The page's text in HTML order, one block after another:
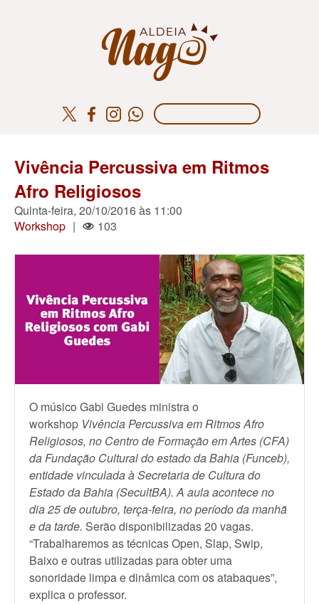
Vivência Percussiva em Ritmos
Afro Religiosos
Quinta-feira, 20/10/2016 às 11:00
Workshop | 103
O músico Gabi Guedes ministra o
workshop Vivência Percussiva em Ritmos Afro
Religiosos, no Centro de Formação em Artes (CFA)
da Fundação Cultural do estado da Bahia (Funceb),
entidade vinculada à Secretaria de Cultura do
Estado da Bahia (SecultBA). A aula acontece no
dia 25 de outubro, terça-feira, no período da manhã
e da tarde. Serão disponibilizadas 20 vagas.
“Trabalharemos as técnicas Open, Slap, Swip,
Baixo e outras utilizadas para obter uma
sonoridade limpa e dinâmica com os atabaques”,
explica o professor.